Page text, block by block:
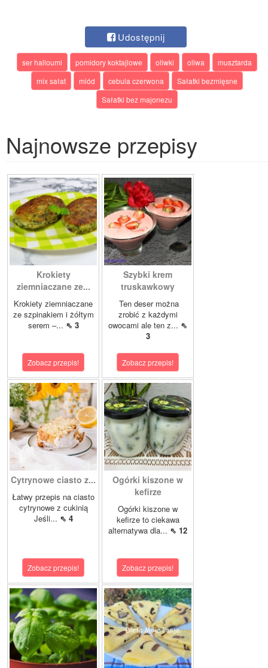
Udostępnij
ser halloumi pomidory koktajlowe oliwki oliwa
musztarda
mix sałat
miód cebula czerwona
Sałatki bezmięsne
Sałatki bez majonezu
Najnowsze przepisy
Krokiety
ziemniaczane ze...
Krokiety ziemniaczane
ze szpinakiem i żółtym
serem –... ⇖ 3
Zobacz przepis!
Szybki krem
truskawkowy
Ten deser można
zrobić z każdymi
owocami ale ten z... ⇖
3
Zobacz przepis!
Cytrynowe ciasto z...
Łatwy przepis na ciasto
cytrynowe z cukinią
Jeśli... ⇖ 4
Zobacz przepis!
Ogórki kiszone w
kefirze
Ogórki kiszone w
kefirze to ciekawa
alternatywa dla... ⇖ 12
Zobacz przepis!